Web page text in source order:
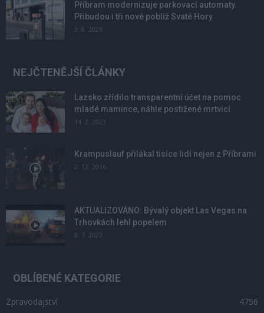
Příbram modernizuje parkovací automaty.
Přibudou i tři nové poblíž Svaté Hory
3. 8. 2026
NEJČTENĚJŠÍ ČLÁNKY
Lazsko zřídilo transparentní účet na pomoc
mladé mamince, náhle postižené mrtvicí
14. 2. 2023
Krampuslauf přilákal tisíce lidí nejen z Příbrami
2. 12. 2016
AKTUALIZOVÁNO: Bývalý objekt Las Vegas na
Trhovkách lehl popelem
8. 7. 2023
OBLÍBENÉ KATEGORIE
Zpravodajství
4756